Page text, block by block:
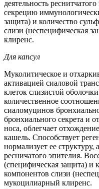
деятельность
секрецию
защита) и количество
слизи (неспецифическая
клиренс.
Для капсул
Муколитическое и
активацией сиаловой
клеток слизистой
количественное
сиаломуцинов
бронхиального секрета и
носа, облегчает
кашель. Способствует
нормализует ее структуру,
ресничатого эпителия.
(специфическая защита) и
компонентов слизи
мукоцилиарный клиренс.